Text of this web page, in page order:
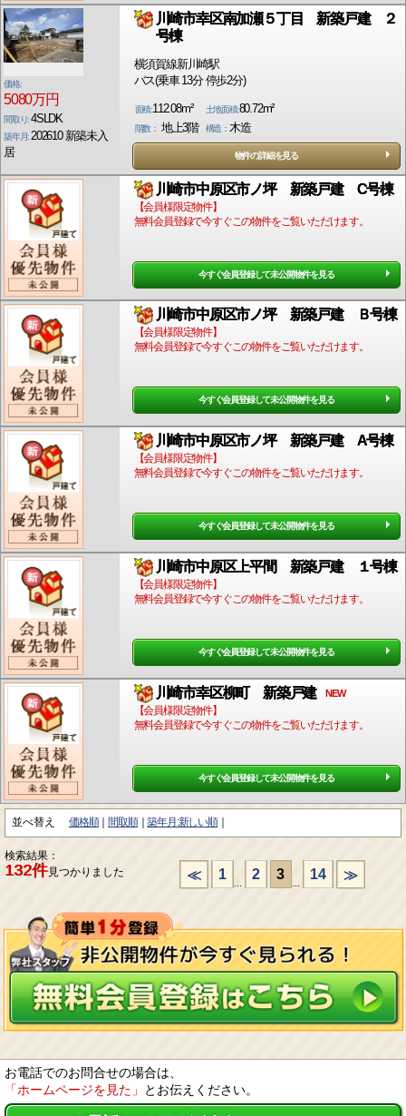
価格:
5080万円
間取り:4SLDK
築年月: 202610 新築未入
居
川崎市幸区南加瀬５丁目 新築戸建 ２
号棟
横須賀線新川崎駅
バス(乗車 13分 停歩2分)
面積:112.08m² 土地面積:80.72m²
階数： 地上3階 構造： 木造
物件の詳細を見る
川崎市中原区市ノ坪 新築戸建 C号棟
【会員様限定物件】
無料会員登録で今すぐこの物件をご覧いただけます。
今すぐ会員登録して未公開物件を見る
川崎市中原区市ノ坪 新築戸建 Ｂ号棟
【会員様限定物件】
無料会員登録で今すぐこの物件をご覧いただけます。
今すぐ会員登録して未公開物件を見る
川崎市中原区市ノ坪 新築戸建 A号棟
【会員様限定物件】
無料会員登録で今すぐこの物件をご覧いただけます。
今すぐ会員登録して未公開物件を見る
川崎市中原区上平間 新築戸建 １号棟
【会員様限定物件】
無料会員登録で今すぐこの物件をご覧いただけます。
今すぐ会員登録して未公開物件を見る
川崎市幸区柳町 新築戸建 NEW
【会員様限定物件】
無料会員登録で今すぐこの物件をご覧いただけます。
今すぐ会員登録して未公開物件を見る
並べ替え 価格順 間取順 築年月:新しい順
検索結果：
132件見つかりました ≪ 1
...
2 3
...
14 ≫
お電話でのお問合せの場合は、
「ホームページを見た」
とお伝えください。